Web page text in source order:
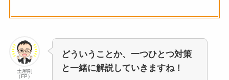
土屋剛
（FP）
どういうことか、一つひとつ対策
と一緒に解説していきますね！